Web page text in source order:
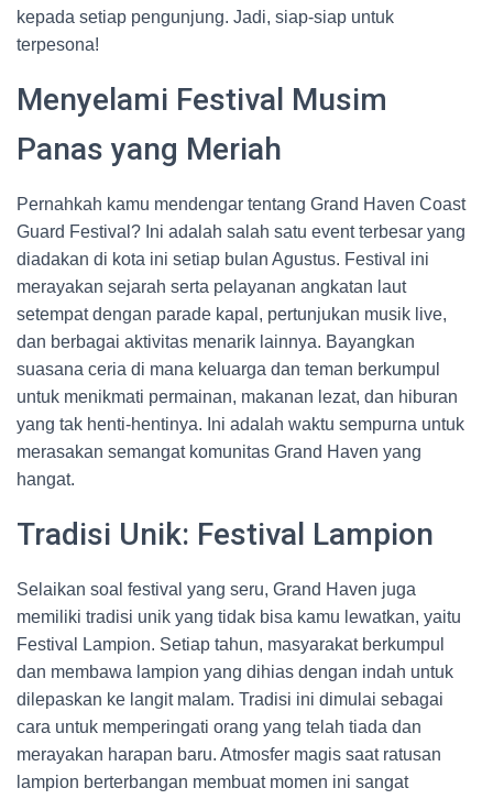
kepada setiap pengunjung. Jadi, siap-siap untuk
terpesona!
Menyelami Festival Musim
Panas yang Meriah
Pernahkah kamu mendengar tentang Grand Haven Coast
Guard Festival? Ini adalah salah satu event terbesar yang
diadakan di kota ini setiap bulan Agustus. Festival ini
merayakan sejarah serta pelayanan angkatan laut
setempat dengan parade kapal, pertunjukan musik live,
dan berbagai aktivitas menarik lainnya. Bayangkan
suasana ceria di mana keluarga dan teman berkumpul
untuk menikmati permainan, makanan lezat, dan hiburan
yang tak henti-hentinya. Ini adalah waktu sempurna untuk
merasakan semangat komunitas Grand Haven yang
hangat.
Tradisi Unik: Festival Lampion
Selaikan soal festival yang seru, Grand Haven juga
memiliki tradisi unik yang tidak bisa kamu lewatkan, yaitu
Festival Lampion. Setiap tahun, masyarakat berkumpul
dan membawa lampion yang dihias dengan indah untuk
dilepaskan ke langit malam. Tradisi ini dimulai sebagai
cara untuk memperingati orang yang telah tiada dan
merayakan harapan baru. Atmosfer magis saat ratusan
lampion berterbangan membuat momen ini sangat